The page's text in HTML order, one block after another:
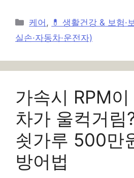
카
테
리
케어 , 💊 생활건강 & 보험·
실손·자동차·운전자)
가속시 RPM
차가 울컥거림
쇳가루 500만
방어법